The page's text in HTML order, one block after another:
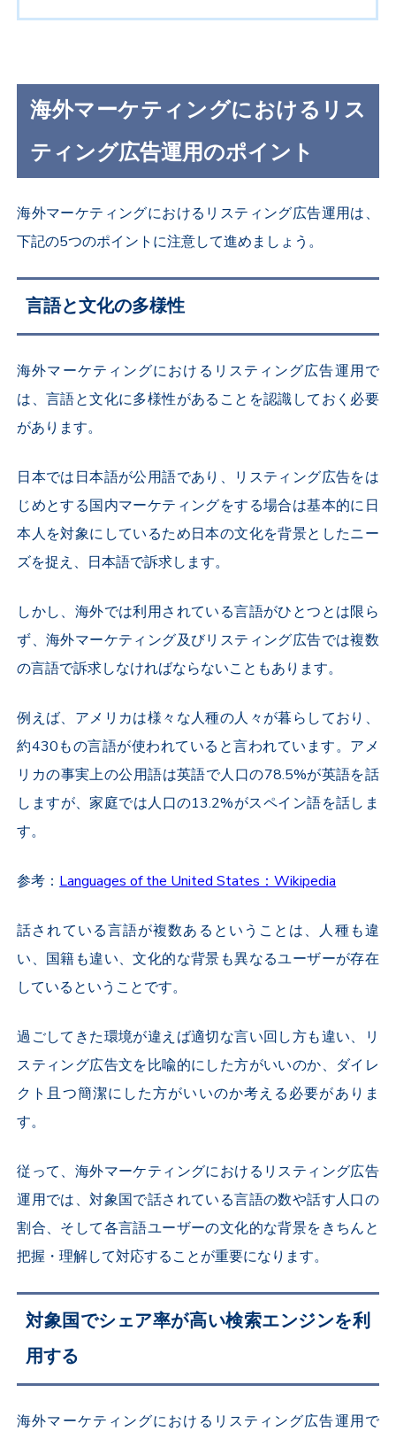
海外マーケティングにおけるリス
ティング広告運用のポイント
海外マーケティングにおけるリスティング広告運用は、
下記の5つのポイントに注意して進めましょう。
言語と文化の多様性
海外マーケティングにおけるリスティング広告運用で
は、言語と文化に多様性があることを認識しておく必要
があります。
日本では日本語が公用語であり、リスティング広告をは
じめとする国内マーケティングをする場合は基本的に日
本人を対象にしているため日本の文化を背景としたニー
ズを捉え、日本語で訴求します。
しかし、海外では利用されている言語がひとつとは限ら
ず、海外マーケティング及びリスティング広告では複数
の言語で訴求しなければならないこともあります。
例えば、アメリカは様々な人種の人々が暮らしており、
約430もの言語が使われていると言われています。アメ
リカの事実上の公用語は英語で人口の78.5%が英語を話
しますが、家庭では人口の13.2%がスペイン語を話しま
す。
参考： Languages of the United States：Wikipedia
話されている言語が複数あるということは、人種も違
い、国籍も違い、文化的な背景も異なるユーザーが存在
しているということです。
過ごしてきた環境が違えば適切な言い回し方も違い、リ
スティング広告文を比喩的にした方がいいのか、ダイレ
クト且つ簡潔にした方がいいのか考える必要がありま
す。
従って、海外マーケティングにおけるリスティング広告
運用では、対象国で話されている言語の数や話す人口の
割合、そして各言語ユーザーの文化的な背景をきちんと
把握・理解して対応することが重要になります。
対象国でシェア率が高い検索エンジンを利
用する
海外マーケティングにおけるリスティング広告運用で